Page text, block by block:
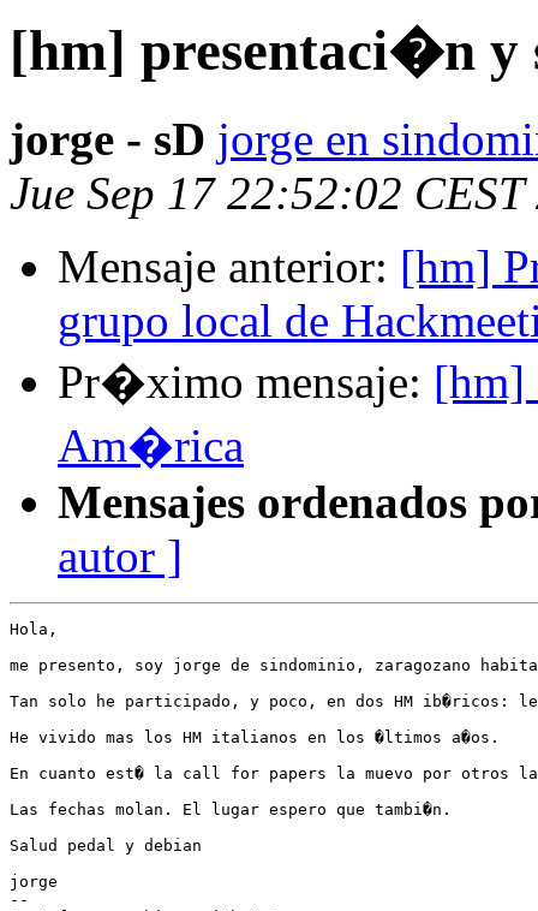
[hm] presentaci�n y
jorge - sD jorge en
Jue Sep 17 22:52:02 CEST
Mensaje anterior: [hm]
grupo local de
Pr�ximo mensaje: [hm]
Am�rica
Mensajes ordenados
autor ]
Hola,
me presento, soy jorge de sindominio, zaragozano
Tan solo he participado, y poco, en dos HM ib�ricos:
He vivido mas los HM italianos en los �ltimos a�os.
En cuanto est� la call for papers la muevo por otros
Las fechas molan. El lugar espero que tambi�n.
Salud pedal y debian
jorge
--